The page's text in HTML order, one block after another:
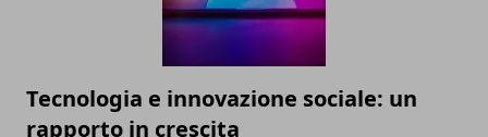
Tecnologia e innovazione sociale: un
rapporto in crescita